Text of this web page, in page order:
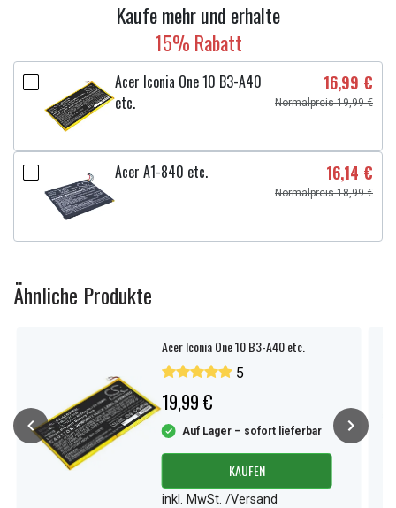
Kaufe mehr und erhalte
15% Rabatt
Acer Iconia One 10 B3-A40
etc.
16,99 €
Normalpreis 19,99 €
Acer A1-840 etc. 16,14 €
Normalpreis 18,99 €
Ähnliche Produkte
Acer Iconia One 10 B3-A40 etc.
5
19,99 €
Auf Lager – sofort lieferbar
KAUFEN
inkl. MwSt. /Versand